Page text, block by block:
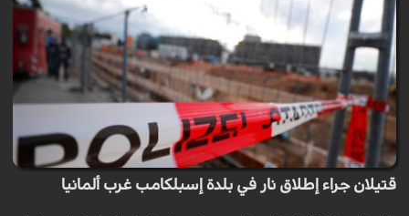
قتيلان جراء إطلاق نار في بلدة إسبلكامب غرب ألمانيا